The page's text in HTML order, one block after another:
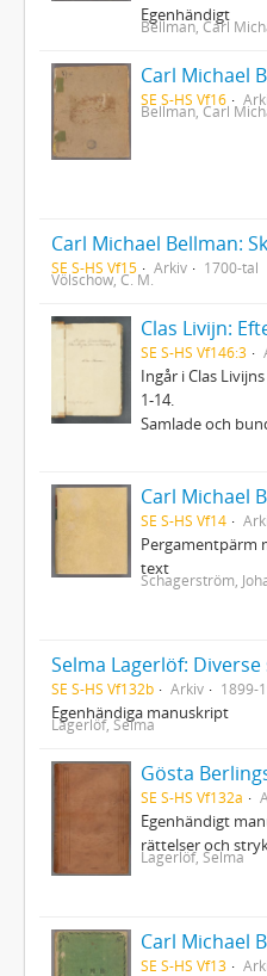
Egenhändigt
Bellman, Carl
SE S-HS Vf16
Bellman, Carl
SE S-HS Vf15 Arkiv 1700-tal
Völschow, C. M.
SE S-HS Vf146:3
Ingår i Clas
1-14.
Samlade och
SE S-HS Vf14
Pergamentpärm
text
Schagerström,
Selma Lagerlöf:
SE S-HS Vf132b Arkiv 1899-
Egenhändiga manuskript
Lagerlöf, Selma
SE S-HS Vf132a
Egenhändigt
rättelser och
Lagerlöf, Selma
SE S-HS Vf13